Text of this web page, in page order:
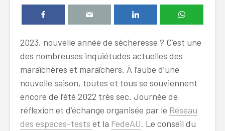
2023, nouvelle année de sécheresse ? C’est une
des nombreuses inquiétudes actuelles des
maraîchères et maraîchers. À l’aube d’une
nouvelle saison, toutes et tous se souviennent
encore de l’été 2022 très sec. Journée de
réflexion et d’échange organisée par le Réseau
des espaces-tests et la FedeAU. Le conseil du